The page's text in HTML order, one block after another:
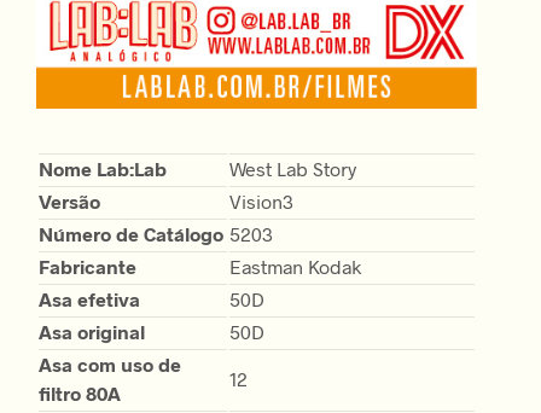
Nome Lab:Lab
West Lab Story
Versão
Vision3
Número de Catálogo 5203
Fabricante
Eastman Kodak
Asa efetiva
50D
Asa original
50D
Asa com uso de
filtro 80A
12